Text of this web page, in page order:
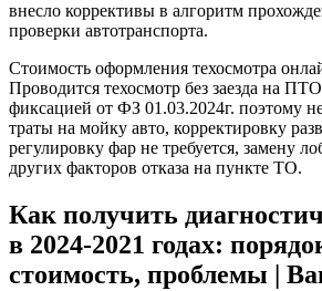
внесло коррективы в алгоритм
проверки автотранспорта.
Стоимость оформления техосмотра
Проводится техосмотр без заезда на
фиксацией от ФЗ 01.03.2024г. поэтому
траты на мойку авто, корректировку
регулировку фар не требуется, замену
других факторов отказа на пункте ТО.
Как получить
в 2024-2021 годах:
стоимость, проблемы |